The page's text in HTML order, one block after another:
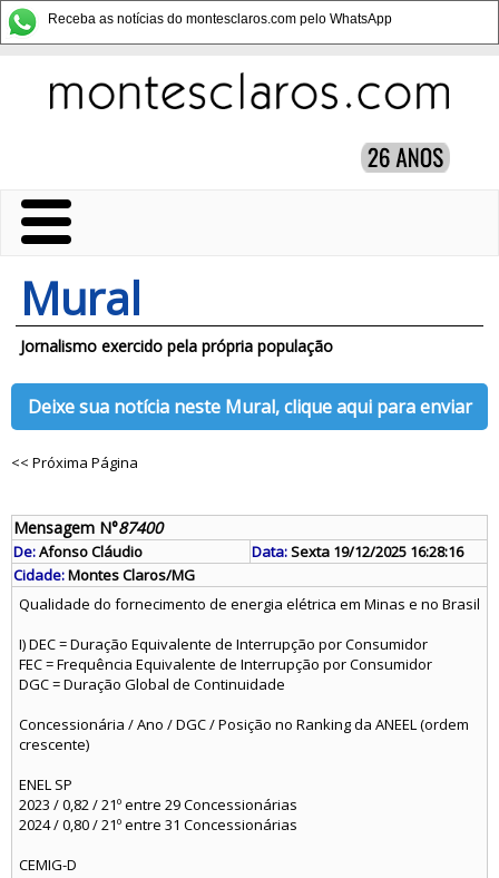
Receba as notícias do montesclaros.com pelo WhatsApp
Mural
Jornalismo exercido pela própria população
Deixe sua notícia neste Mural, clique aqui para enviar
<< Próxima Página
Mensagem N°87400
De:Afonso Cláudio Data:Sexta 19/12/2025 16:28:16
Cidade:Montes Claros/MG
Qualidade do fornecimento de energia elétrica em Minas e no Brasil
I) DEC = Duração Equivalente de Interrupção por Consumidor
FEC = Frequência Equivalente de Interrupção por Consumidor
DGC = Duração Global de Continuidade
Concessionária / Ano / DGC / Posição no Ranking da ANEEL (ordem
crescente)
ENEL SP
2023 / 0,82 / 21º entre 29 Concessionárias
2024 / 0,80 / 21º entre 31 Concessionárias
CEMIG-D